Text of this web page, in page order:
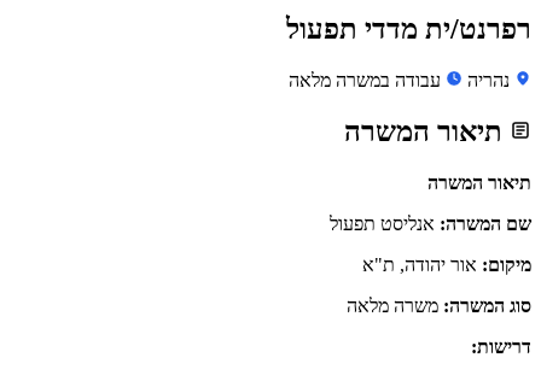
רפרנט/ית מדדי תפעול
נהריה עבודה במשרה מלאה
תיאור המשרה
תיאור המשרה
שם המשרה: אנליסט תפעול
מיקום: אור יהודה, ת"א
סוג המשרה: משרה מלאה
דרישות: